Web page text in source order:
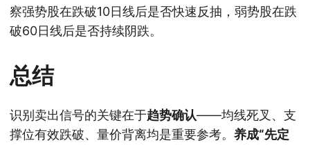
察强势股在跌破10日线后是否快速反抽，弱势股在跌
破60日线后是否持续阴跌。
总结
识别卖出信号的关键在于趋势确认——均线死叉、支
撑位有效跌破、量价背离均是重要参考。 养成“先定